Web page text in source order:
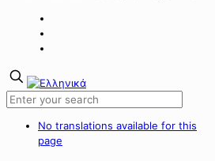
No translations available for this
page